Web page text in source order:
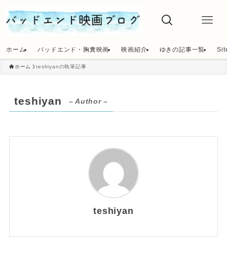
ホーム バッドエンド・胸糞映画 映画紹介 ゆきの記事一覧
ホーム teshiyanの執筆記事
teshiyan – Author –
teshiyan